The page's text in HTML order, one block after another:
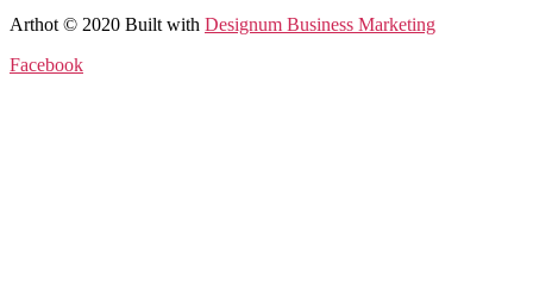
Arthot © 2020 Built with Designum Business Marketing
Facebook